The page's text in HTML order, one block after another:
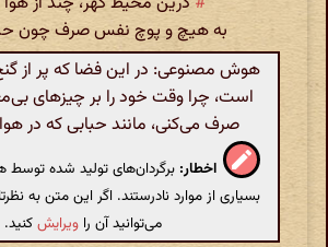
به هیچ و پوچ نفس صرف چون
هوش مصنوعی: در این فضا که پر از
است، چرا وقت خود را بر چیزهای
صرف می‌کنی، مانند حبابی که در
اخطار: برگردان‌های تولید شده
بسیاری از موارد نادرستند. اگر این متن به
می‌توانید آن را ویرایشکنید.